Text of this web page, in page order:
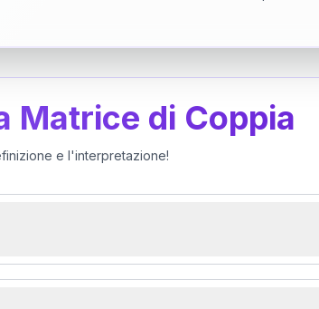
Matrice di Coppia
e l'interpretazione!